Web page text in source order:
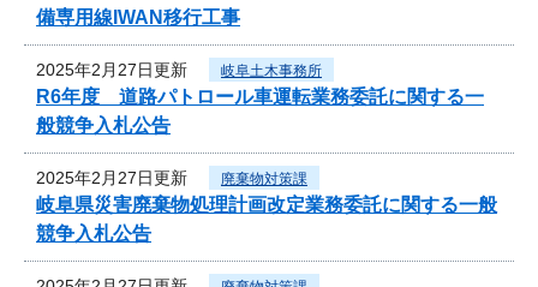
備専用線IWAN移行工事
2025年2月27日更新 岐阜土木事務所
R6年度 道路パトロール車運転業務委託に関する一
般競争入札公告
2025年2月27日更新 廃棄物対策課
岐阜県災害廃棄物処理計画改定業務委託に関する一般
競争入札公告